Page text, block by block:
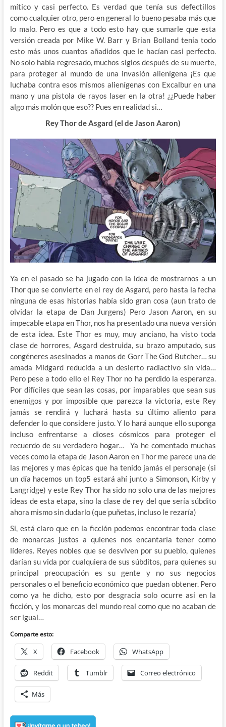
mítico y casi perfecto. Es verdad que tenía sus defectillos
como cualquier otro, pero en general lo bueno pesaba más que
lo malo. Pero es que a todo esto hay que sumarle que esta
versión creada por Mike W. Barr y Brian Bolland tenía todo
esto más unos cuantos añadidos que le hacían casi perfecto.
No solo había regresado, muchos siglos después de su muerte,
para proteger al mundo de una invasión alienígena ¡Es que
luchaba contra esos mismos alienígenas con Excalbur en una
mano y una pistola de rayos laser en la otra! ¿¿Puede haber
algo más molón que eso?? Pues en realidad si…
Rey Thor de Asgard (el de Jason Aaron)
Ya en el pasado se ha jugado con la idea de mostrarnos a un
Thor que se convierte en el rey de Asgard, pero hasta la fecha
ninguna de esas historias había sido gran cosa (aun trato de
olvidar la etapa de Dan Jurgens) Pero Jason Aaron, en su
impecable etapa en Thor, nos ha presentado una nueva versión
de esta idea. Este Thor es muy, muy anciano, ha visto toda
clase de horrores, Asgard destruida, su brazo amputado, sus
congéneres asesinados a manos de Gorr The God Butcher… su
amada Midgard reducida a un desierto radiactivo sin vida…
Pero pese a todo ello el Rey Thor no ha perdido la esperanza.
Por difíciles que sean las cosas, por imparables que sean sus
enemigos y por imposible que parezca la victoria, este Rey
jamás se rendirá y luchará hasta su último aliento para
defender lo que considere justo. Y lo hará aunque ello suponga
incluso enfrentarse a dioses cósmicos para proteger el
recuerdo de su verdadero hogar… Ya he comentado muchas
veces como la etapa de Jason Aaron en Thor me parece una de
las mejores y mas épicas que ha tenido jamás el personaje (si
un día hacemos un top5 estará ahí junto a Simonson, Kirby y
Langridge) y este Rey Thor ha sido no solo una de las mejores
ideas de esta etapa, sino la clase de rey del que sería súbdito
ahora mismo sin dudarlo (que puñetas, incluso le rezaría)
Si, está claro que en la ficción podemos encontrar toda clase
de monarcas justos a quienes nos encantaría tener como
líderes. Reyes nobles que se desviven por su pueblo, quienes
darían su vida por cualquiera de sus súbditos, para quienes su
principal preocupación es su gente y no sus negocios
personales o el beneficio económico que puedan obtener. Pero
como ya he dicho, esto por desgracia solo ocurre así en la
ficción, y los monarcas del mundo real como que no acaban de
ser igual…
Comparte esto:
X Facebook WhatsApp
Reddit Tumblr Correo electrónico
Más